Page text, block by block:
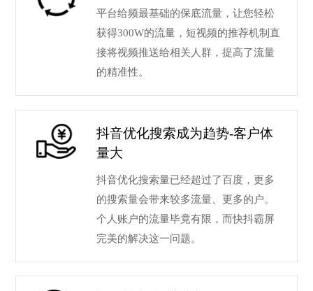
平台给频最基础的保底流量，让您轻松
获得300W的流量，短视频的推荐机制直
接将视频推送给相关人群，提高了流量
的精准性。
抖音优化搜索成为趋势-客户体
量大
抖音优化搜索量已经超过了百度，更多
的搜索量会带来较多流量、更多的户。
个人账户的流量毕竟有限，而快抖霸屏
完美的解决这一问题。